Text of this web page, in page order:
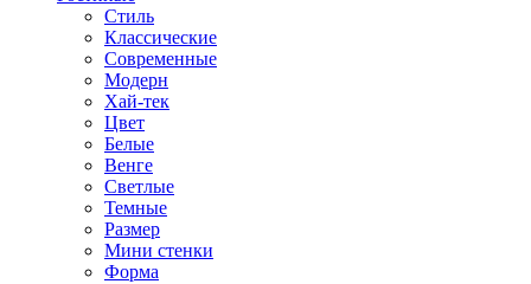
Стиль
Классические
Современные
Модерн
Хай-тек
Цвет
Белые
Венге
Светлые
Темные
Размер
Мини стенки
Форма